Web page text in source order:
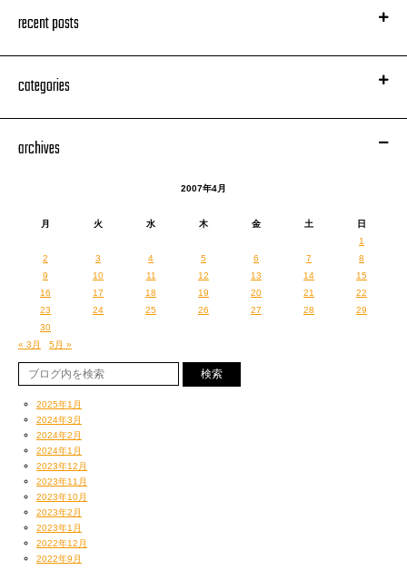
あ、しーらねっと。
recent posts
categories
archives
2007年4月
月 火 水 木 金 土
日
1
2
3 4 5 6 7
8
9
10 11 12 13 14
15
16
17 18 19 20 21
22
23
24 25 26 27 28
29
30
« 3月
5月 »
2025年1月
2024年3月
2024年2月
2024年1月
2023年12月
2023年11月
2023年10月
2023年2月
2023年1月
2022年12月
2022年9月